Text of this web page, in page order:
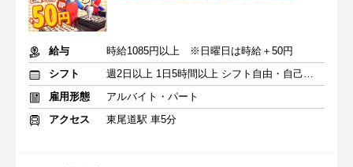
給与
時給1085円以上 ※日曜日は時給＋50円
シフト
週2日以上 1日5時間以上 シフト自由・自己申告
雇用形態
アルバイト・パート
アクセス
東尾道駅 車5分